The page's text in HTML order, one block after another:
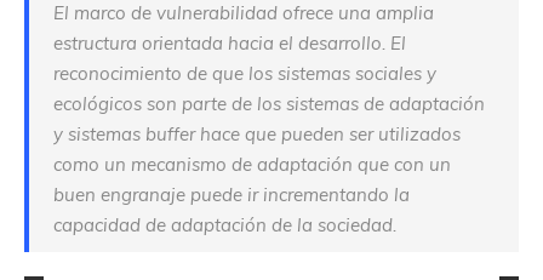
El marco de vulnerabilidad ofrece una amplia
estructura orientada hacia el desarrollo. El
reconocimiento de que los sistemas sociales y
ecológicos son parte de los sistemas de adaptación
y sistemas buffer hace que pueden ser utilizados
como un mecanismo de adaptación que con un
buen engranaje puede ir incrementando la
capacidad de adaptación de la sociedad.